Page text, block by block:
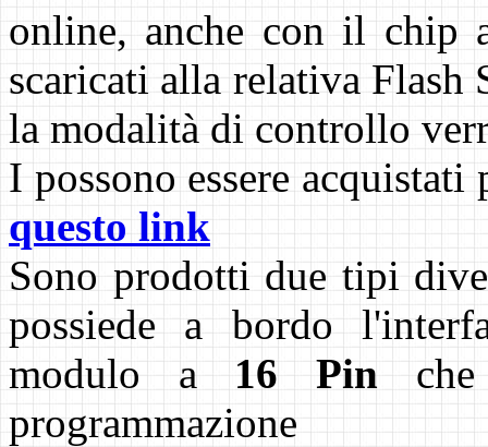
online, anche con il chip
scaricati alla relativa
la modalità di controllo
I possono essere
questo link
Sono prodotti due tipi
possiede a bordo
modulo a 16 Pin
programmazione